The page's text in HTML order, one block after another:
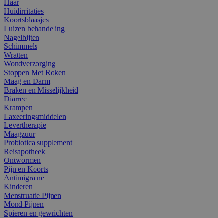
Haar
Huidirritaties
Koortsblaasjes
Luizen behandeling
Nagelbijten
Schimmels
Wratten
Wondverzorging
Stoppen Met Roken
Maag en Darm
Braken en Misselijkheid
Diarree
Krampen
Laxeeringsmiddelen
Levertherapie
Maagzuur
Probiotica supplement
Reisapotheek
Ontwormen
Pijn en Koorts
Antimigraine
Kinderen
Menstruatie Pijnen
Mond Pijnen
Spieren en gewrichten